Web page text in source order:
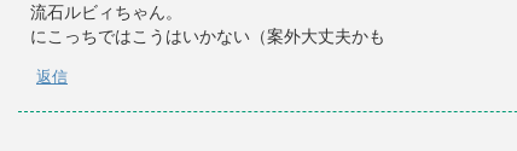
流石ルビィちゃん。
にこっちではこうはいかない（案外大丈夫かも
返信